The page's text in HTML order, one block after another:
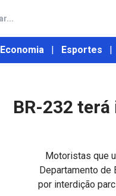
Economia | Esportes |
BR-232
Motoristas que
Departamento de
por interdição